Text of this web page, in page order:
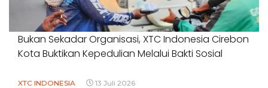
Bukan Sekadar Organisasi, XTC Indonesia Cirebon
Kota Buktikan Kepedulian Melalui Bakti Sosial
XTC INDONESIA 13 Juli 2026